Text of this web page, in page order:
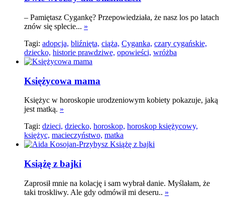
– Pamiętasz Cygankę? Przepowiedziała, że nasz los po latach
znów się splecie... »
Tagi: adopcja, bliźnięta, ciąża, Cyganka, czary cygańskie,
dziecko, historie prawdziwe, opowieści, wróżba
Księżycowa mama
Księżyc w horoskopie urodzeniowym kobiety pokazuje, jaką
jest matką. »
Tagi: dzieci, dziecko, horoskop, horoskop księżycowy,
księżyc, macieczyństwo, matka
Książę z bajki
Zaprosił mnie na kolację i sam wybrał danie. Myślałam, że
taki troskliwy. Ale gdy odmówił mi deseru.. »